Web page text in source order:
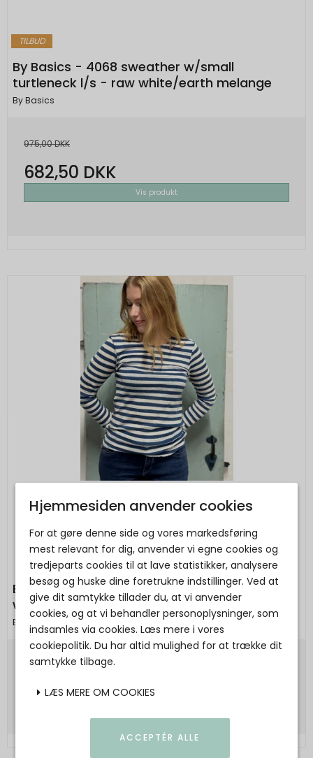
TILBUD
By Basics - 4068 sweather w/small
turtleneck l/s - raw white/earth melange
By Basics
975,00 DKK
682,50 DKK
Vis produkt
By Basics - 4002 Shirt R-Neck L/S - raw
white/denim blue
By Basics
700,00 DKK
Vis produkt
Hjemmesiden anvender cookies
For at gøre denne side og vores markedsføring
mest relevant for dig, anvender vi egne cookies og
tredjeparts cookies til at lave statistikker, analysere
besøg og huske dine foretrukne indstillinger. Ved at
give dit samtykke tillader du, at vi anvender
cookies, og at vi behandler personoplysninger, som
indsamles via cookies. Læs mere i vores
cookiepolitik. Du har altid mulighed for at trække dit
samtykke tilbage.
LÆS MERE OM COOKIES
ACCEPTÉR ALLE